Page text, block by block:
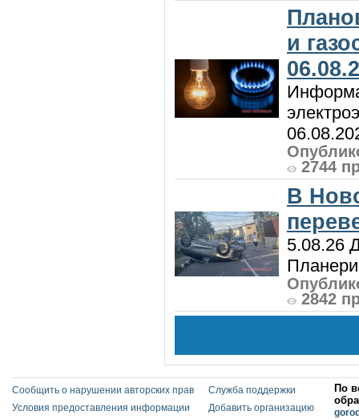
и
2744
В
5.08.26
2842
Сообщить о нарушении авторских прав
Условия предоставления информации
Служба поддержки
Добавить организацию
По